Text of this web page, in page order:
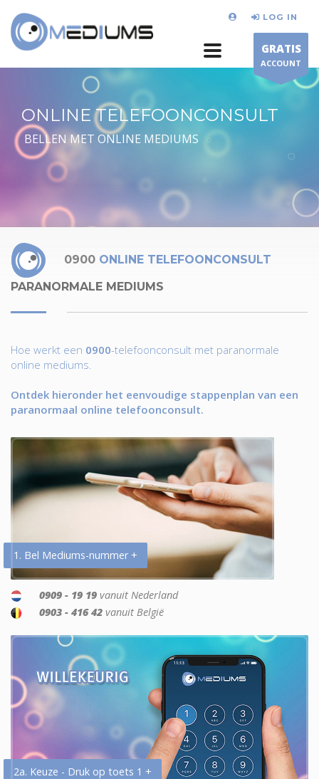
LOG IN
GRATIS
ACCOUNT
ONLINE TELEFOONCONSULT
BELLEN MET ONLINE MEDIUMS
0900 ONLINE TELEFOONCONSULT
PARANORMALE MEDIUMS
Hoe werkt een 0900-telefoonconsult met paranormale
online mediums.
Ontdek hieronder het eenvoudige stappenplan van een
paranormaal online telefoonconsult.
1. Bel Mediums-nummer +
0909 - 19 19 vanuit Nederland
0903 - 416 42 vanuit België
2a. Keuze - Druk op toets 1 +